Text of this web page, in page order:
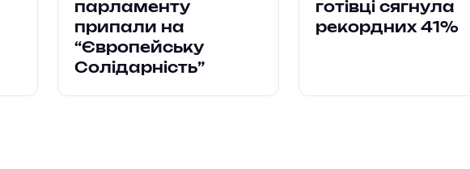
парламенту
припали на
“Європейську
Солідарність”
готівці сягнула
рекордних 41%